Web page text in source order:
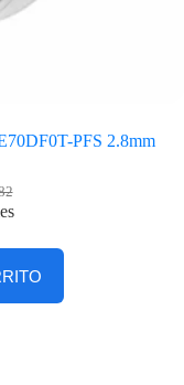
PFS 2.8mm